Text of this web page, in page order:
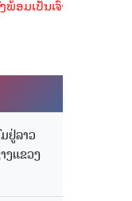
ເຈົ້າພາບທີ່ດີ ຕ້ອນຮັບນັ
ຢູ່ລາວ
ງແຂວງ